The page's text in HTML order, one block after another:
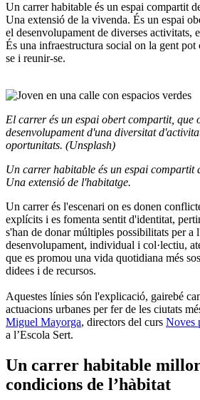
Un carrer habitable és un espai compartit
Una extensió de la vivenda. És un espai
el desenvolupament de diverses activitats,
És una infraestructura social on la gent pot
se i reunir-se.
El carrer és un espai obert compartit, que
desenvolupament d'una diversitat
oportunitats. (Unsplash)
Un carrer habitable és un espai compartit
Una extensió de l'habitatge.
Un carrer és l'escenari on es donen
explícits i es fomenta sentit d'identitat,
s'han de donar múltiples possibilitats per a
desenvolupament, individual i col·lectiu,
que es promou una vida quotidiana més
didees i de recursos.
Aquestes línies són l'explicació, gairebé
actuacions urbanes per fer de les ciutats
Miguel Mayorga, directors del curs Noves
a l’Escola Sert.
Un carrer habitable
condicions de l’hàbitat